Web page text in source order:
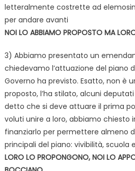
letteralmente costrette ad
per andare avanti
NOI LO ABBIAMO PROPOSTO MA
3) Abbiamo presentato un
chiedevamo l’attuazione del piano
Governo ha previsto. Esatto, non è
proposto, l’ha stilato, alcuni
detto che si deve attuare il prima
voluti unire a loro, abbiamo chiesto
finanziarlo per permettere almeno
principali del piano: vivibilità, scuola
LORO LO PROPONGONO, NOI LO